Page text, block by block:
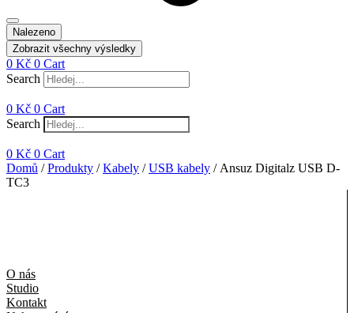
Nalezeno
Zobrazit všechny výsledky
0 Kč 0 Cart
Search
0 Kč 0 Cart
Search
0 Kč 0 Cart
Domů /Produkty /Kabely /USB kabely / Ansuz Digitalz USB D-
TC3
O nás
Studio
Kontakt